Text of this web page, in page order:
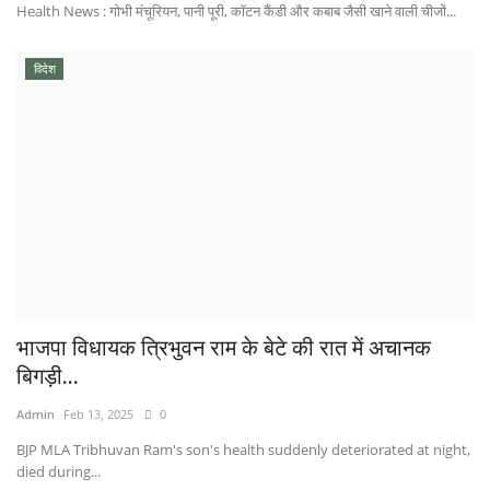
Health News : गोभी मंचूरियन, पानी पूरी, कॉटन कैंडी और कबाब जैसी खाने वाली चीजों...
विदेश
भाजपा विधायक त्रिभुवन राम के बेटे की रात में अचानक
बिगड़ी...
Admin Feb 13, 2025 0
BJP MLA Tribhuvan Ram's son's health suddenly deteriorated at night,
died during...